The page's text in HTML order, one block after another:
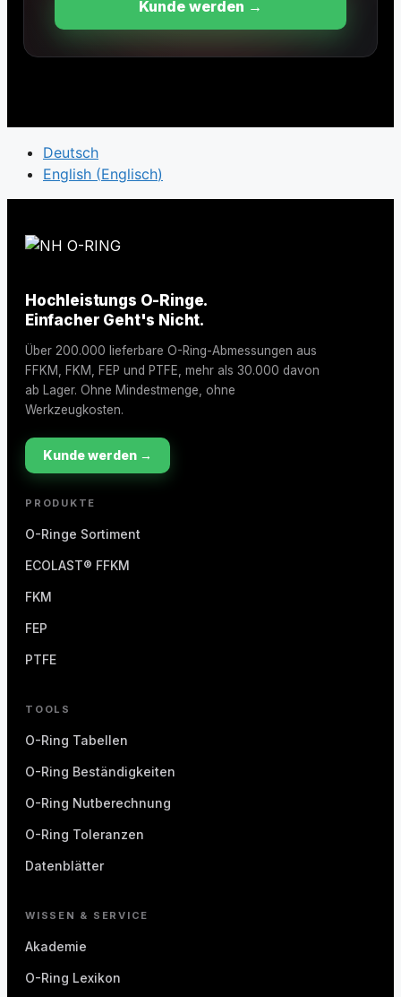
Kunde werden →
Deutsch
English (Englisch)
Hochleistungs O-Ringe.
Einfacher Geht's Nicht.
Über 200.000 lieferbare O-Ring-Abmessungen aus
FFKM, FKM, FEP und PTFE, mehr als 30.000 davon
ab Lager. Ohne Mindestmenge, ohne
Werkzeugkosten.
Kunde werden →
PRODUKTE
O-Ringe Sortiment
ECOLAST® FFKM
FKM
FEP
PTFE
TOOLS
O-Ring Tabellen
O-Ring Beständigkeiten
O-Ring Nutberechnung
O-Ring Toleranzen
Datenblätter
WISSEN & SERVICE
Akademie
O-Ring Lexikon